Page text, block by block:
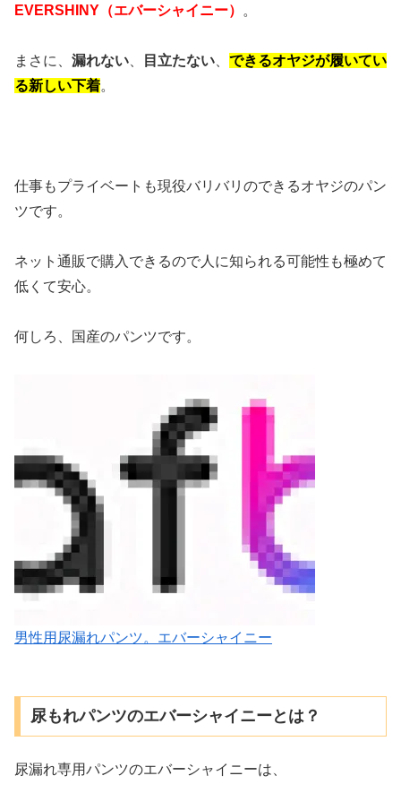
EVERSHINY（エバーシャイニー）
。
まさに、 漏れない 目立たない
できるオヤジが履いてい
る新しい下着。
仕事もプライベートも現役バリバリのできるオヤジのパン
ツです。
ネット通販で購入できるので人に知られる可能性も極めて
低くて安心。
何しろ、国産のパンツです。
男性用尿漏れパンツ。エバーシャイニー
尿もれパンツのエバーシャイニーとは？
尿漏れ専用パンツのエバーシャイニーは、